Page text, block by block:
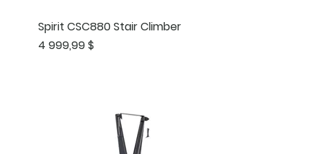
Spirit CSC880 Stair Climber
Prix
4 999,99 $